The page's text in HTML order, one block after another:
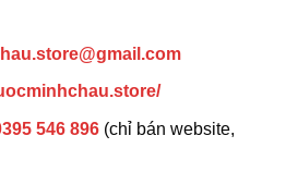
546 896 (chỉ bán website,